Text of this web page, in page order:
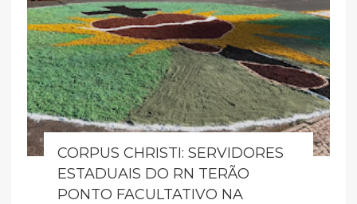
CORPUS CHRISTI: SERVIDORES
ESTADUAIS DO RN TERÃO
PONTO FACULTATIVO NA